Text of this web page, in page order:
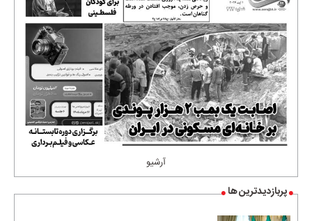
آرشیو
پربازدیدترین ها